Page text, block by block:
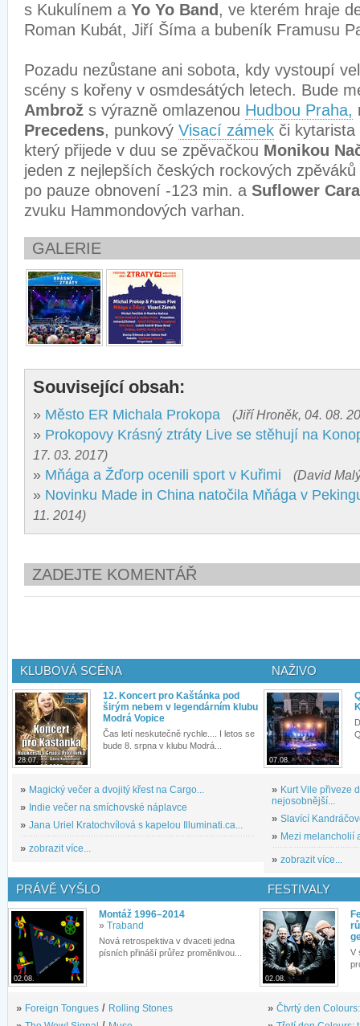
s Kukulínem a Yo Yo Band , ve kterém hraje
Roman Kubát, Jiří Šíma a bubeník Framusu
Pozadu nezůstane ani sobota, kdy vystoupí
scény s kořeny v osmdesátých letech. Bude
Ambrož s výrazně omlazenou Hudbou Praha,
Precedens, punkový Visací zámek či kytarista
který přijede v duu se zpěvačkou Monikou
jeden z nejlepších českých rockových zpěváků
po pauze obnovení -123 min. a Suflower
zvuku Hammondových varhan.
GALERIE
Související obsah:
» Město ER Michala Prokopa (Jiří Hroněk, 04. 08.
» Prokopovy Krásný ztráty Live se stěhují na
17. 03. 2017)
» Mňága a Žďorp ocenili sport v Kuřimi (David
» Novinku Made in China natočila Mňága v
11. 2014)
ZADEJTE KOMENTÁŘ
KLUBOVÁ SCÉNA
28.07.
12. Koncert pro Kaštánka pod
širým nebem v legendárním klubu
Modrá Vopice
Čas letí neskutečně rychle.... I letos se
bude 8. srpna v klubu Modrá...
» Magický večer a dvojitý křest na Cargo...
» Indie večer na smíchovské náplavce
» Jana Uriel Kratochvílová s kapelou Illuminati.ca...
» zobrazit více...
NAŽIVO
07.08.
» Kurt Vile přiveze
nejosobnější...
» Slavící
» Mezi melancholií
» zobrazit více...
PRÁVĚ VYŠLO
02.08.
Montáž 1996–2014
» Traband
Nová retrospektiva v dvaceti jedna
písních přináší průřez proměnlivou...
» Foreign Tongues / Rolling Stones
FESTIVALY
02.08.
V
» Čtvrtý den